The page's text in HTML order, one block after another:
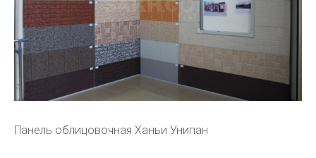
Панель облицовочная Ханьи Унипан